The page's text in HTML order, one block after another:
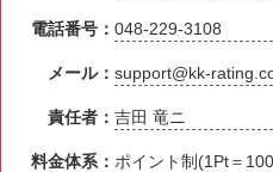
電話番号：048-229-3108
メール：support@kk-
責任者：吉田 竜ニ
料金体系： ポイント制(1Pt＝